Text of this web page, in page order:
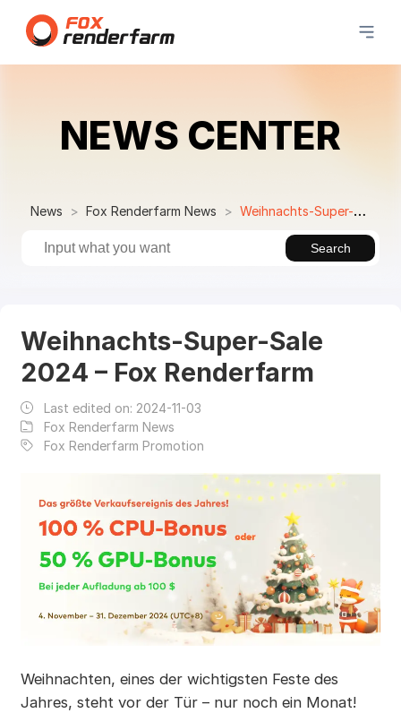
NEWS CENTER
News Fox Renderfarm News Weihnachts-Super-Sale 2024 – Fox Renderfarm
Search
Weihnachts-Super-Sale
2024 – Fox Renderfarm
Last edited on: 2024-11-03
Fox Renderfarm News
Fox Renderfarm Promotion
Weihnachten, eines der wichtigsten Feste des
Jahres, steht vor der Tür – nur noch ein Monat!